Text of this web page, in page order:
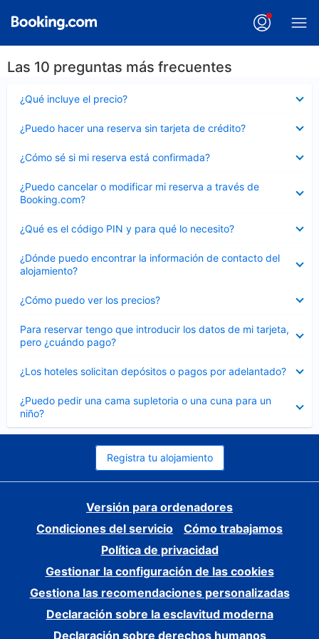
Las 10 preguntas más frecuentes
¿Qué incluye el precio?
cerrado
¿Puedo hacer una reserva sin tarjeta de crédito?
cerrado
¿Cómo sé si mi reserva está confirmada?
cerrado
¿Puedo cancelar o modificar mi reserva a través de
Booking.com?
cerrado
¿Qué es el código PIN y para qué lo necesito?
cerrado
¿Dónde puedo encontrar la información de contacto del
alojamiento?
cerrado
¿Cómo puedo ver los precios?
cerrado
Para reservar tengo que introducir los datos de mi tarjeta,
pero ¿cuándo pago?
cerrado
¿Los hoteles solicitan depósitos o pagos por adelantado?
cerrado
¿Puedo pedir una cama supletoria o una cuna para un
niño?
cerrado
Registra tu alojamiento
Versión para ordenadores
Condiciones del servicio
Cómo trabajamos
Política de privacidad
Gestionar la configuración de las cookies
Gestiona las recomendaciones personalizadas
Declaración sobre la esclavitud moderna
Declaración sobre derechos humanos